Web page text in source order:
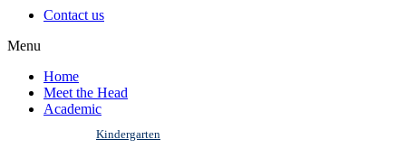
Contact us
Menu
Home
Meet the Head
Academic
Kindergarten